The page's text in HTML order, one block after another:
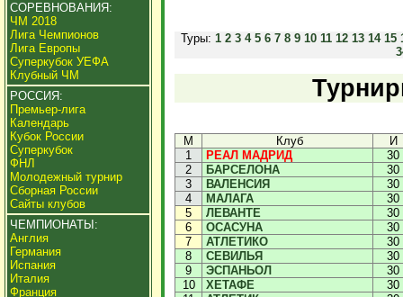
СОРЕВНОВАНИЯ:
ЧМ 2018
Лига Чемпионов
Лига Европы
Суперкубок УЕФА
Клубный ЧМ
РОССИЯ:
Премьер-лига
Календарь
Кубок России
Суперкубок
ФНЛ
Молодежный турнир
Сборная России
Сайты клубов
ЧЕМПИОНАТЫ:
Англия
Германия
Испания
Италия
Франция
Туры: 1 2 3 4 5 6 7 8 9 10 11 12 13 14 15
М Клуб
И
1
РЕАЛ МАДРИД
30
2
БАРСЕЛОНА
30
3
ВАЛЕНСИЯ
30
4
МАЛАГА
30
5
ЛЕВАНТЕ
30
6
ОСАСУНА
30
7
АТЛЕТИКО
30
8
СЕВИЛЬЯ
30
9
ЭСПАНЬОЛ
30
10
ХЕТАФЕ
30